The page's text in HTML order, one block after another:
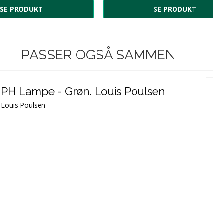
SE PRODUKT
SE PRODUKT
PASSER OGSÅ SAMMEN
PH Lampe - Grøn. Louis Poulsen
Louis Poulsen